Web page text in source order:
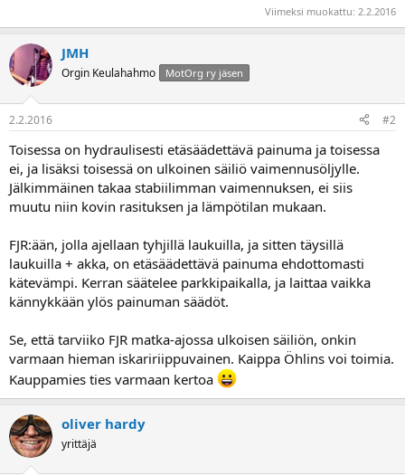
Viimeksi muokattu: 2.2.2016
JMH
Orgin Keulahahmo MotOrg ry jäsen
2.2.2016 #2
Toisessa on hydraulisesti etäsäädettävä painuma ja toisessa
ei, ja lisäksi toisessä on ulkoinen säiliö vaimennusöljylle.
Jälkimmäinen takaa stabiilimman vaimennuksen, ei siis
muutu niin kovin rasituksen ja lämpötilan mukaan.
FJR:ään, jolla ajellaan tyhjillä laukuilla, ja sitten täysillä
laukuilla + akka, on etäsäädettävä painuma ehdottomasti
kätevämpi. Kerran säätelee parkkipaikalla, ja laittaa vaikka
kännykkään ylös painuman säädöt.
Se, että tarviiko FJR matka-ajossa ulkoisen säiliön, onkin
varmaan hieman iskaririippuvainen. Kaippa Öhlins voi toimia.
Kauppamies ties varmaan kertoa
oliver hardy
yrittäjä